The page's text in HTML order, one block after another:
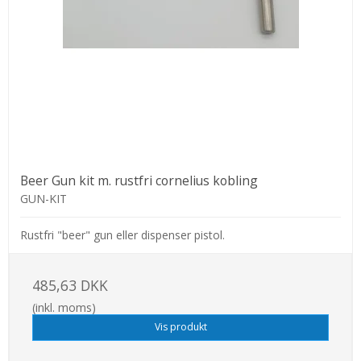
Beer Gun kit m. rustfri cornelius kobling
GUN-KIT
Rustfri "beer" gun eller dispenser pistol.
485,63 DKK
(inkl. moms)
Vis produkt